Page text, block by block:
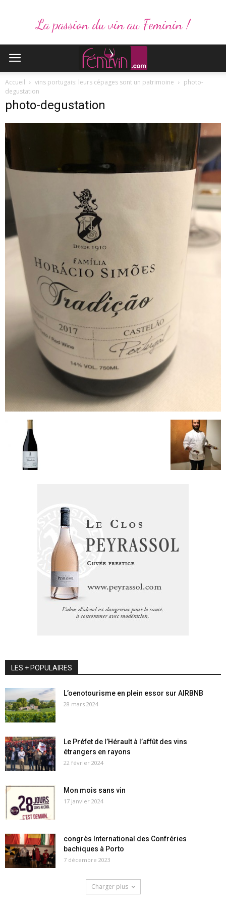
La passion du vin au Feminin !
Accueil vins portugais: leurs cépages sont un patrimoine
photo-
degustation
photo-degustation
LES + POPULAIRES
L’oenotourisme en plein essor sur AIRBNB
28 mars 2024
Le Préfet de l’Hérault à l’affût des vins
étrangers en rayons
22 février 2024
Mon mois sans vin
17 janvier 2024
congrès International des Confréries
bachiques à Porto
7 décembre 2023
Charger plus